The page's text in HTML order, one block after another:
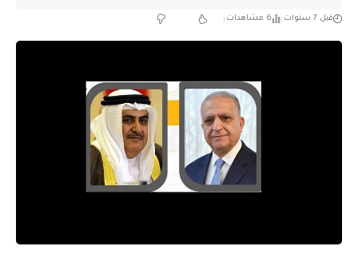
قبل 7 سنوات 6 مشاهدات